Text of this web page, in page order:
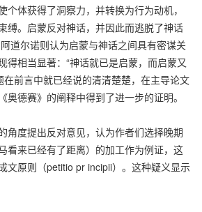
个体获得了洞察力，并转换为行为动机，
缚。启蒙反对神话，并因此而逃脱了神话
道尔诺则认为启蒙与神话之间具有密谋关
得相当显著：“神话就已是启蒙，而启蒙又
在前言中就已经说的清清楚楚，在主导论文
奥德赛》的阐释中得到了进一步的证明。
度提出反对意见，认为作者们选择晚期
看来已经有了距离）的加工作为例证，这
文原则（petitio pr incipii）。这种疑义显示